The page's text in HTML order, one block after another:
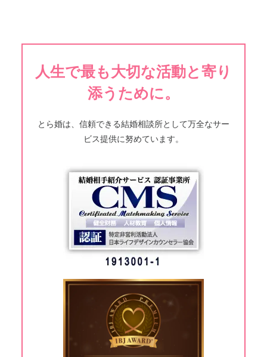
人生で最も大切な活動と寄り
添うために。
とら婚は、信頼できる結婚相談所として万全なサー
ビス提供に努めています。